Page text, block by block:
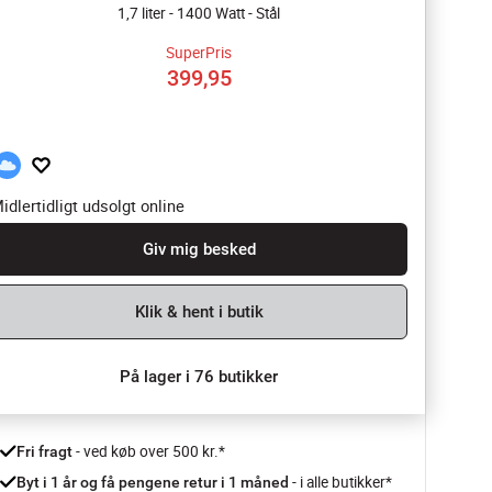
1,7 liter - 1400 Watt - Stål
SuperPris
399,95
udsolgt online
Giv mig besked
Klik & hent i butik
På lager i 76 butikker
Fri fragt - ved køb over 500 kr.*
Byt i 1 år og få pengene retur i 1 måned - i alle butikker*